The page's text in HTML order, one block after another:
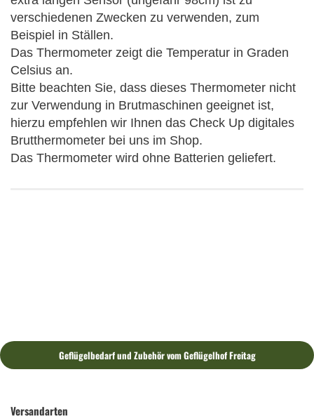
verschiedenen Zwecken zu verwenden, zum
Beispiel in Ställen.
Das Thermometer zeigt die Temperatur in Graden
Celsius an.
Bitte beachten Sie, dass dieses Thermometer nicht
zur Verwendung in Brutmaschinen geeignet ist,
hierzu empfehlen wir Ihnen das Check Up digitales
Brutthermometer bei uns im Shop.
Das Thermometer wird ohne Batterien geliefert.
Geflügelbedarf und Zubehör vom Geflügelhof Freitag
Versandarten